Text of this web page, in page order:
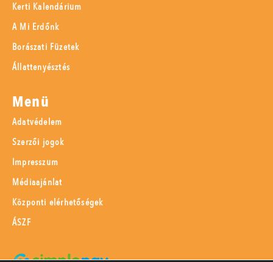
Kerti Kalendárium
A Mi Erdőnk
Borászati Füzetek
Állattenyésztés
Menü
Adatvédelem
Szerzői jogok
Impresszum
Médiaajánlat
Központi elérhetőségek
ÁSZF